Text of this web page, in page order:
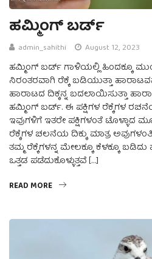
ಹಮ್ಮಿಂಗ್ ಬರ್ಡ್
admin_sahithi August 12, 2023
ಹಮ್ಮಿಂಗ್ ಬರ್ಡ್ ಗಾಳಿಯಲ್ಲಿ ಹಿಂದಕ್ಕೂ
ನಿರಂತರವಾಗಿ ರೆಕ್ಕೆ ಬಡಿಯುತ್ತಾ
ಹಾರಾಟದ ದಿಕ್ಕನ್ನ ಬದಲಾಯಿಸುತ್ತಾ
ಹಮ್ಮಿಂಗ್ ಬರ್ಡ್. ಈ ಪಕ್ಷಿಗಳ ರೆಕ್ಕೆಗಳ
ಇವುಗಳಿಗೆ ಇತರೇ ಪಕ್ಷಿಗಳಂತೆ ಟೊಳ್ಳಾದ
ರೆಕ್ಕೆಗಳ ಚಲನೆಯ ದಿಕ್ಕು ಮಾತ್ರ
ತಮ್ಮ ರೆಕ್ಕೆಗಳನ್ನ ಮೇಲಕ್ಕೂ ಕೆಳಕ್ಕೂ
ಒತ್ತಡ ಪಡೆದುಕೊಳ್ಳುತ್ತವೆ […]
READ MORE